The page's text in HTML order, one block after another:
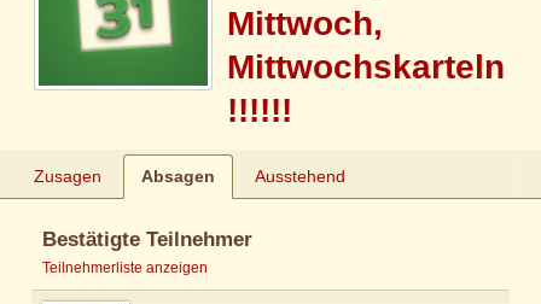
Mittwoch,
Mittwochskarteln
!!!!!!
Zusagen Absagen Ausstehend
Bestätigte Teilnehmer
Teilnehmerliste anzeigen